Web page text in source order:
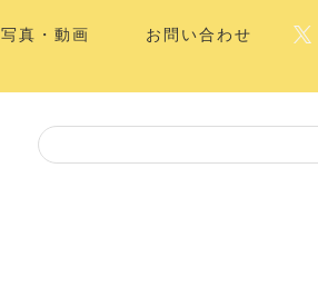
写真・動画 お問い合わせ